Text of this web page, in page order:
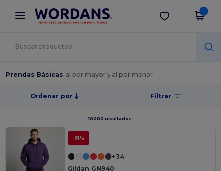
× App de Wordans
¡Mejores precios en app!
Descargar app
Prendas Básicas al por mayor y al por menor
Ordenar por Filtrar
10000 resultados.
-61%
+34
Gildan GN940